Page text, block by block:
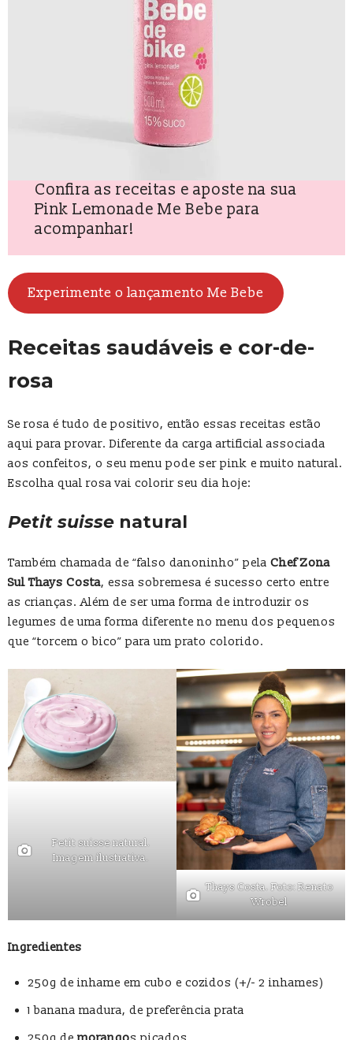
Confira as receitas e aposte na sua
Pink Lemonade Me Bebe para
acompanhar!
Experimente o lançamento Me Bebe
Receitas saudáveis e cor-de-
rosa
Se rosa é tudo de positivo, então essas receitas estão
aqui para provar. Diferente da carga artificial associada
aos confeitos, o seu menu pode ser pink e muito natural.
Escolha qual rosa vai colorir seu dia hoje:
Petit suisse natural
Também chamada de “falso danoninho” pela Chef Zona
Sul Thays Costa, essa sobremesa é sucesso certo entre
as crianças. Além de ser uma forma de introduzir os
legumes de uma forma diferente no menu dos pequenos
que “torcem o bico” para um prato colorido.
Petit suisse natural.
Imagem ilustrativa.
Thays Costa. Foto: Renato
Wrobel
Ingredientes
250g de inhame em cubo e cozidos (+/- 2 inhames)
1 banana madura, de preferência prata